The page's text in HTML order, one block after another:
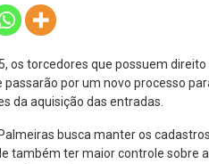
os torcedores que possuem
por um novo processo
da aquisição das entradas.
busca manter os
também ter maior controle sobre
PLANO
R$23,01